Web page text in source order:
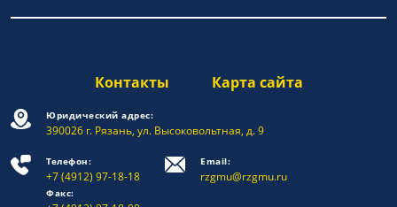
Контакты Карта сайта
Юридический адрес:
390026 г. Рязань, ул. Высоковольтная, д. 9
Телефон:
+7 (4912) 97-18-18
Факс:
Email:
rzgmu@rzgmu.ru